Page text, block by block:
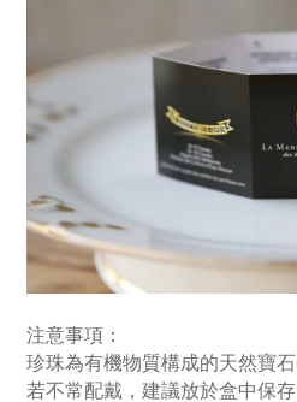
注意事項：
珍珠為有機物質構成的天然寶石
若不常配戴，建議放於盒中保存